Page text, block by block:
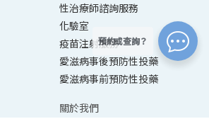
性治療師諮詢服務
化驗室
疫苗注射服務
愛滋病事後預防性投藥
愛滋病事前預防性投藥
關於我們
預約或查詢？